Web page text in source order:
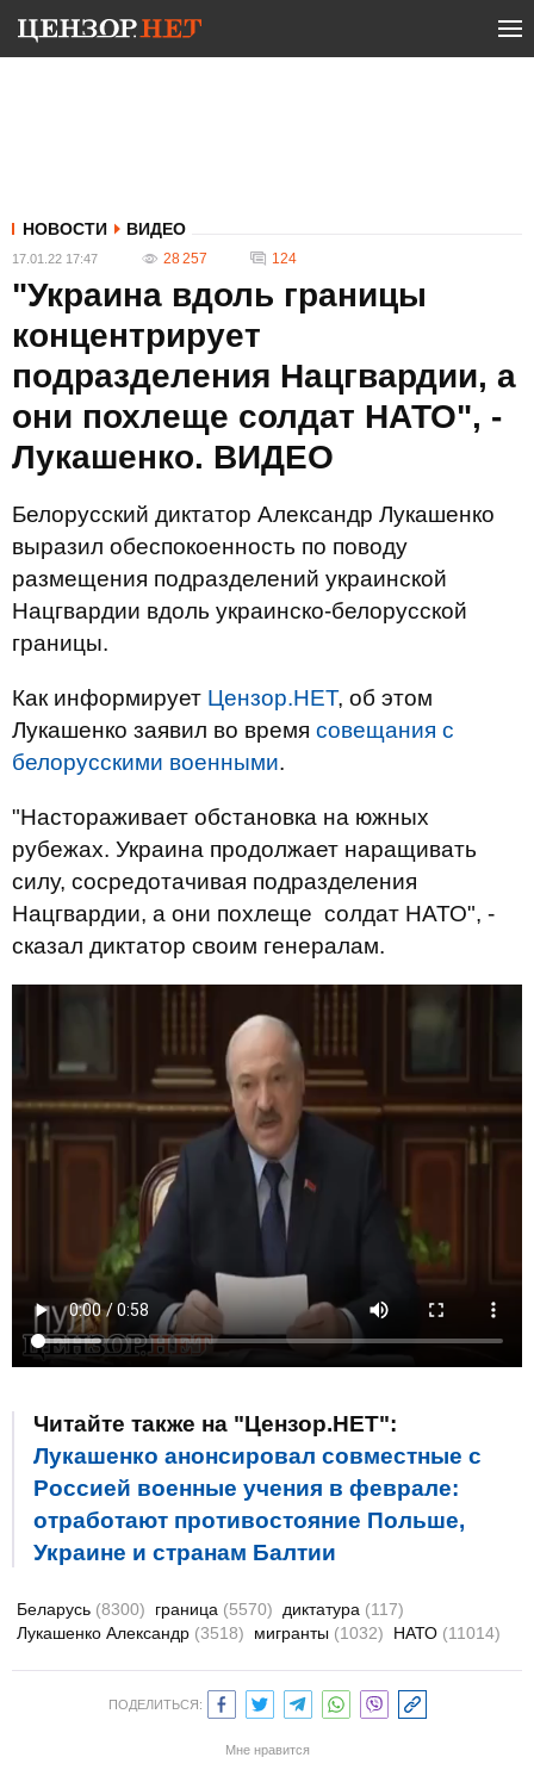
НОВОСТИ ВИДЕО
17.01.22 17:47 28 257 124
"Украина вдоль границы
концентрирует
подразделения Нацгвардии, а
они похлеще солдат НАТО", -
Лукашенко. ВИДЕО
Белорусский диктатор Александр Лукашенко
выразил обеспокоенность по поводу
размещения подразделений украинской
Нацгвардии вдоль украинско-белорусской
границы.
Как информирует Цензор.НЕТ, об этом
Лукашенко заявил во время совещания с
белорусскими военными.
"Настораживает обстановка на южных
рубежах. Украина продолжает наращивать
силу, сосредотачивая подразделения
Нацгвардии, а они похлеще солдат НАТО", -
сказал диктатор своим генералам.
Читайте также на "Цензор.НЕТ":
Лукашенко анонсировал совместные с
Россией военные учения в феврале:
отработают противостояние Польше,
Украине и странам Балтии
Беларусь (8300) граница (5570) диктатура (117)
Лукашенко Александр (3518) мигранты (1032) НАТО (11014)
ПОДЕЛИТЬСЯ:
Мне нравится